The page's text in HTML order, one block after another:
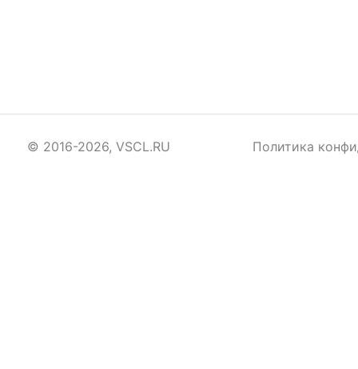
© 2016-2026, VSCL.RU Политика